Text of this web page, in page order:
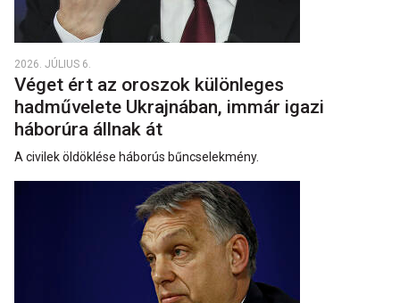
2026. JÚLIUS 6.
Véget ért az oroszok különleges
hadművelete Ukrajnában, immár igazi
háborúra állnak át
A civilek öldöklése háborús bűncselekmény.